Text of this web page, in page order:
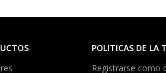
POLITICAS DE LA
Registrarse como